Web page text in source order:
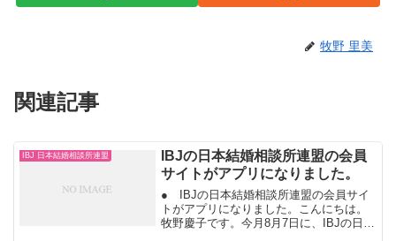
牧野 里美
関連記事
IBJ 日本結婚相談所連盟
IBJの日本結婚相談所連盟の会員
サイトがアプリになりました。
● IBJの日本結婚相談所連盟の会員サイ
トがアプリになりました。こんにちは。
牧野慶子です。今月8月7日に、IBJの日本